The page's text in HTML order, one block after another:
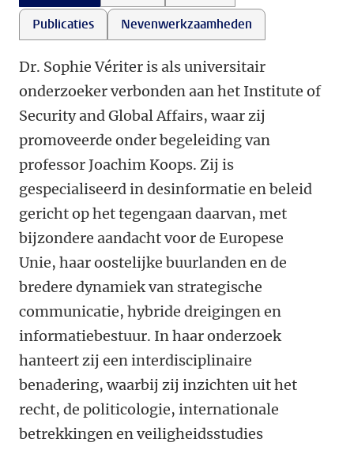
Publicaties
Nevenwerkzaamheden
Dr. Sophie Vériter is als universitair
onderzoeker verbonden aan het Institute of
Security and Global Affairs, waar zij
promoveerde onder begeleiding van
professor Joachim Koops. Zij is
gespecialiseerd in desinformatie en beleid
gericht op het tegengaan daarvan, met
bijzondere aandacht voor de Europese
Unie, haar oostelijke buurlanden en de
bredere dynamiek van strategische
communicatie, hybride dreigingen en
informatiebestuur. In haar onderzoek
hanteert zij een interdisciplinaire
benadering, waarbij zij inzichten uit het
recht, de politicologie, internationale
betrekkingen en veiligheidsstudies